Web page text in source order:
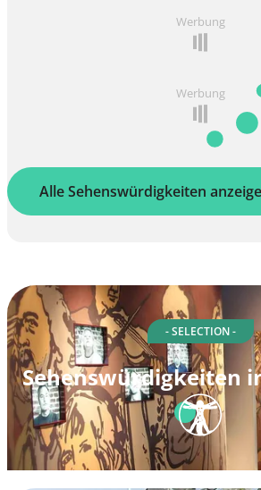
Werbung
Werbung
Alle Sehenswürdigkeiten
- SELECTION -
Sehenswürdigkeiten